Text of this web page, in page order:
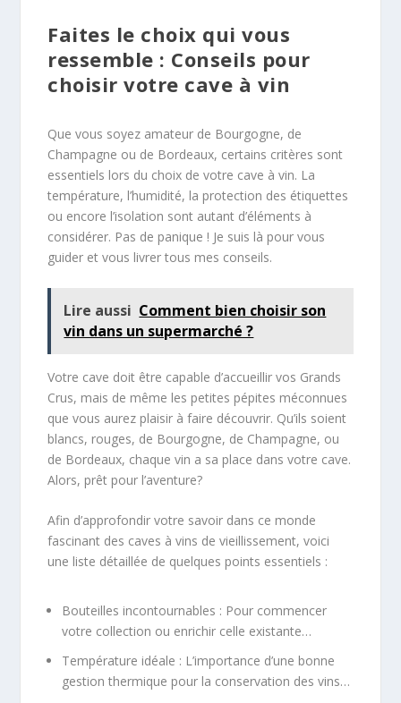
Faites le choix qui vous
ressemble : Conseils pour
choisir votre cave à vin
Que vous soyez amateur de Bourgogne, de
Champagne ou de Bordeaux, certains critères sont
essentiels lors du choix de votre cave à vin. La
température, l’humidité, la protection des étiquettes
ou encore l’isolation sont autant d’éléments à
considérer. Pas de panique ! Je suis là pour vous
guider et vous livrer tous mes conseils.
Lire aussi Comment bien choisir son
vin dans un supermarché ?
Votre cave doit être capable d’accueillir vos Grands
Crus, mais de même les petites pépites méconnues
que vous aurez plaisir à faire découvrir. Qu’ils soient
blancs, rouges, de Bourgogne, de Champagne, ou
de Bordeaux, chaque vin a sa place dans votre cave.
Alors, prêt pour l’aventure?
Afin d’approfondir votre savoir dans ce monde
fascinant des caves à vins de vieillissement, voici
une liste détaillée de quelques points essentiels :
Bouteilles incontournables : Pour commencer
votre collection ou enrichir celle existante…
Température idéale : L’importance d’une bonne
gestion thermique pour la conservation des vins…